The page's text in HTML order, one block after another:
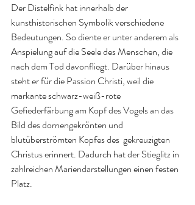
Der Distelfink hat innerhalb der
kunsthistorischen Symbolik verschiedene
Bedeutungen. So diente er unter anderem als
Anspielung auf die Seele des Menschen, die
nach dem Tod davonfliegt. Darüber hinaus
steht er für die Passion Christi, weil die
markante schwarz-weiß-rote
Gefiederfärbung am Kopf des Vogels an das
Bild des dornengekrönten und
blutüberströmten Kopfes des  gekreuzigten
Christus erinnert. Dadurch hat der Stieglitz in
zahlreichen Mariendarstellungen einen festen
Platz.